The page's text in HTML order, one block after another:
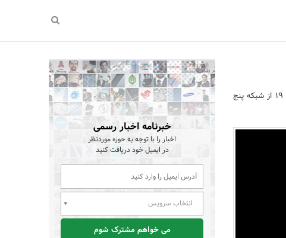
سریال خانوادگی «دختر امپراطور» از شنبه 8 آبان ماه ساعت 19 از شبکه پنج
خبرنامه اخبار رسمی
اخبار را با توجه به حوزه موردنظر
در ایمیل خود دریافت کنید
انتخاب سرویس
می خواهم مشترک شوم